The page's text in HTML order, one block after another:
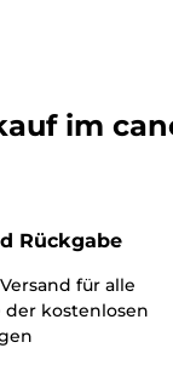
im
Rückgabe
für alle
der kostenlosen